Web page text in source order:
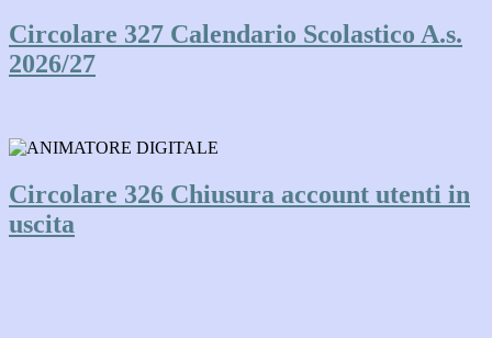
Circolare 327 Calendario Scolastico A.s.
2026/27
Circolare 326 Chiusura account utenti in
uscita